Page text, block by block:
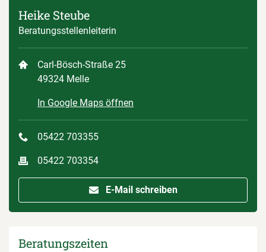
Heike Steube
Beratungsstellenleiterin
Carl-Bösch-Straße 25
49324 Melle
In Google Maps öffnen
05422 703355
05422 703354
E-Mail schreiben
Beratungszeiten